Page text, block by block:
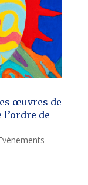
œuvres de
de